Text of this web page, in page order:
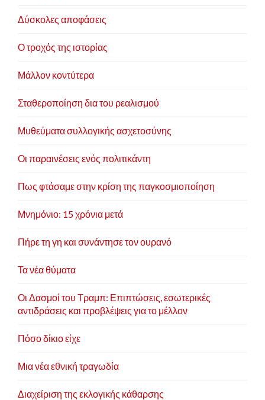
Δύσκολες αποφάσεις
Ο τροχός της ιστορίας
Μάλλον κοντύτερα
Σταθεροποίηση δια του ρεαλισμού
Μυθεύματα συλλογικής ασχετοσύνης
Οι παραινέσεις ενός πολιτικάντη
Πως φτάσαμε στην κρίση της παγκοσμιοποίηση
Μνημόνιο: 15 χρόνια μετά
Πήρε τη γη και συνάντησε τον ουρανό
Τα νέα θύματα
Οι Δασμοί του Τραμπ: Επιπτώσεις, εσωτερικές
αντιδράσεις και προβλέψεις για το μέλλον
Πόσο δίκιο είχε
Μια νέα εθνική τραγωδία
Διαχείριση της εκλογικής κάθαρσης